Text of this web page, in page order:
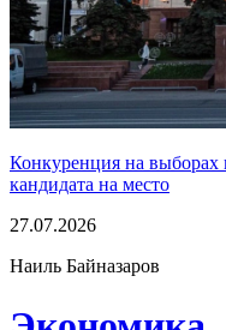
Конкуренция на выборах
кандидата на место
27.07.2026
Наиль Байназаров